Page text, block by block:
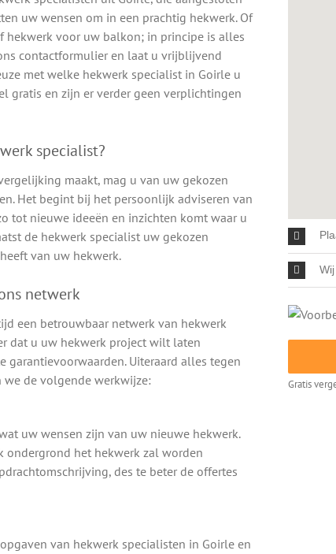
uw wensen om in een prachtig hekwerk. Of
hekwerk voor uw balkon; in principe is alles
contactformulier en laat u vrijblijvend
met welke hekwerk specialist in Goirle u
gratis en zijn er verder geen verplichtingen
specialist?
maakt, mag u van uw gekozen
Het begint bij het persoonlijk adviseren van
tot nieuwe ideeën en inzichten komt waar u
de hekwerk specialist uw gekozen
van uw hekwerk.
netwerk
een betrouwbaar netwerk van hekwerk
dat u uw hekwerk project wilt laten
Uiteraard alles tegen
we de volgende werkwijze:
uw wensen zijn van uw nieuwe hekwerk.
ondergrond het hekwerk zal worden
des te beter de offertes
van hekwerk specialisten in Goirle en
Gratis